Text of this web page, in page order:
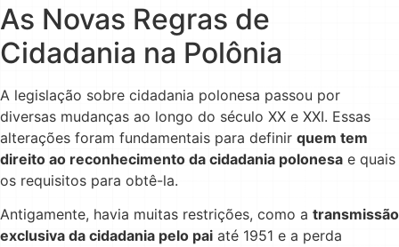
As Novas Regras de
Cidadania na Polônia
A legislação sobre cidadania polonesa passou por
diversas mudanças ao longo do século XX e XXI. Essas
alterações foram fundamentais para definir quem tem
direito ao reconhecimento da cidadania polonesa e quais
os requisitos para obtê-la.
Antigamente, havia muitas restrições, como a transmissão
exclusiva da cidadania pelo pai até 1951 e a perda